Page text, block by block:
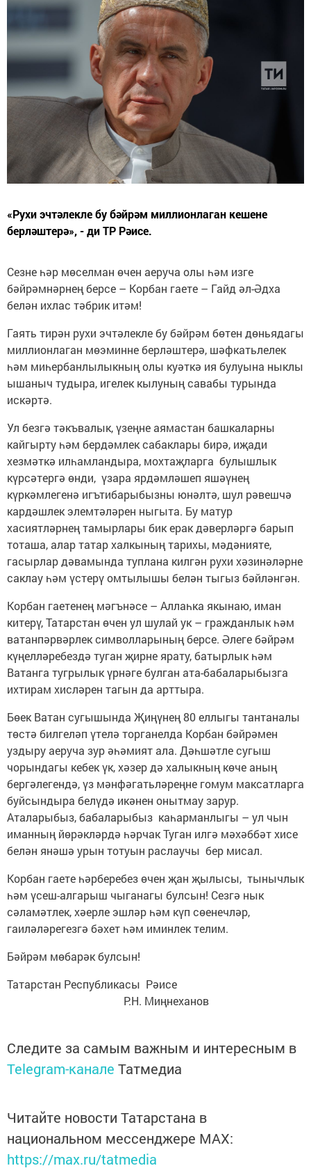
«Рухи эчтәлекле бу бәйрәм миллионлаган кешене
берләштерә», - ди ТР Рәисе.
Сезне һәр мөселман өчен аеруча олы һәм изге
бәйрәмнәрнең берсе – Корбан гаете – Гайд әл-Әдха
белән ихлас тәбрик итәм!
Гаять тирән рухи эчтәлекле бу бәйрәм бөтен дөньядагы
миллионлаган мөэминне берләштерә, шәфкатьлелек
һәм миһербанлылыкның олы куәткә ия булуына ныклы
ышаныч тудыра, игелек кылуның савабы турында
искәртә.
Ул безгә тәкъвалык, үзеңне аямастан башкаларны
кайгырту һәм бердәмлек сабаклары бирә, иҗади
хезмәткә илһамландыра, мохтаҗларга булышлык
күрсәтергә өнди, үзара ярдәмләшеп яшәүнең
күркәмлегенә игътибарыбызны юнәлтә, шул рәвешчә
кардәшлек элемтәләрен ныгыта. Бу матур
хасиятләрнең тамырлары бик ерак дәверләргә барып
тоташа, алар татар халкының тарихы, мәдәнияте,
гасырлар дәвамында туплана килгән рухи хәзинәләрне
саклау һәм үстерү омтылышы белән тыгыз бәйләнгән.
Корбан гаетенең мәгънәсе – Аллаһка якынаю, иман
китерү, Татарстан өчен ул шулай ук – гражданлык һәм
ватанпәрвәрлек символларының берсе. Әлеге бәйрәм
күңелләребездә туган җирне ярату, батырлык һәм
Ватанга тугрылык үрнәге булган ата-бабаларыбызга
ихтирам хисләрен тагын да арттыра.
Бөек Ватан сугышында Җиңүнең 80 еллыгы тантаналы
төстә билгеләп үтелә торганелда Корбан бәйрәмен
уздыру аеруча зур әһәмият ала. Дәһшәтле сугыш
чорындагы кебек үк, хәзер дә халыкның көче аның
бергәлегендә, үз мәнфәгатьләреңне гомум максатларга
буйсындыра белүдә икәнен онытмау зарур.
Аталарыбыз, бабаларыбыз каһарманлыгы – ул чын
иманның йөрәкләрдә һәрчак Туган илгә мәхәббәт хисе
белән янәшә урын тотуын раслаучы бер мисал.
Корбан гаете һәрберебез өчен җан җылысы, тынычлык
һәм үсеш-алгарыш чыганагы булсын! Сезгә нык
сәламәтлек, хәерле эшләр һәм күп сөенечләр,
гаиләләрегезгә бәхет һәм иминлек телим.
Бәйрәм мөбарәк булсын!
Татарстан Республикасы Рәисе
Р.Н. Миңнеханов
Следите за самым важным и интересным в
Telegram-канале Татмедиа
Читайте новости Татарстана в
национальном мессенджере MАХ:
https://max.ru/tatmedia